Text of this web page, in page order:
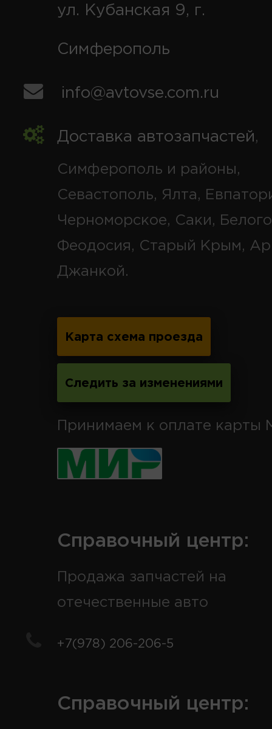
ул. Кубанская 9, г.
Симферополь
info@avtovse.com.ru
Доставка автозапчастей,
Симферополь и районы,
Севастополь, Ялта,
Черноморское, Саки,
Феодосия, Старый Крым,
Джанкой.
Карта схема проезда
Следить за изменениями
Принимаем к оплате карты
Справочный центр:
Продажа запчастей на
отечественные авто
+7(978) 206-206-5
Справочный центр: